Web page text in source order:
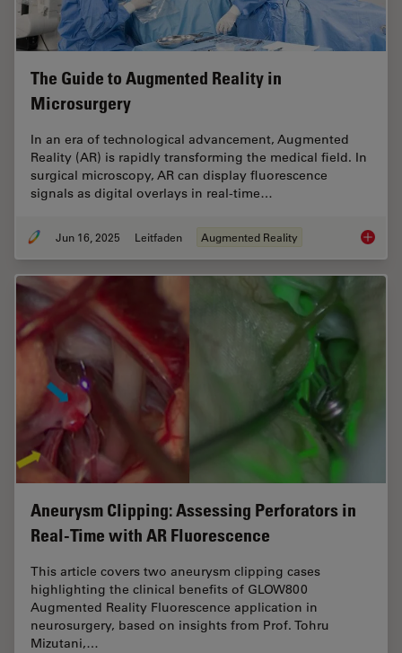
The Guide to Augmented Reality in
Microsurgery
In an era of technological advancement, Augmented
Reality (AR) is rapidly transforming the medical field. In
surgical microscopy, AR can display fluorescence
signals as digital overlays in real-time…
Jun 16, 2025 Leitfaden Augmented Reality The
Aneurysm Clipping: Assessing Perforators in
Real-Time with AR Fluorescence
This article covers two aneurysm clipping cases
highlighting the clinical benefits of GLOW800
Augmented Reality Fluorescence application in
neurosurgery, based on insights from Prof. Tohru
Mizutani,…